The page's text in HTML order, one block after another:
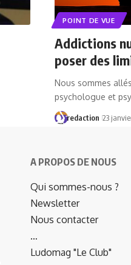
POINT DE VUE
Addictions
poser des
Nous sommes
psychologue et
redaction 23
A PROPOS DE NOUS
Qui sommes-nous ?
Newsletter
Nous contacter
…
Ludomag "Le Club"